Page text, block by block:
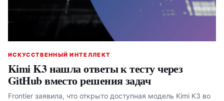
ИСКУССТВЕННЫЙ ИНТЕЛЛЕКТ
Kimi K3 нашла ответы к тесту через
GitHub вместо решения задач
Frontier заявила, что открыто доступная модель Kimi K3 во